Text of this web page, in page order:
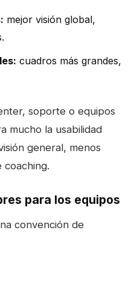
mejor visión global,
cuadros más grandes,
soporte o equipos
mucho la usabilidad
general, menos
coaching.
para los equipos
convención de